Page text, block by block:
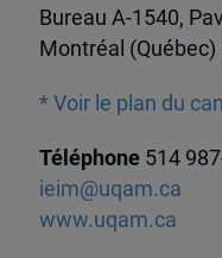
Bureau A-1540,
Montréal (Québec)
* Voir le plan du
Téléphone 514
ieim@uqam.ca
www.uqam.ca